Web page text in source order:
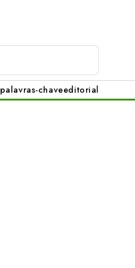
palavras-chaveeditorial